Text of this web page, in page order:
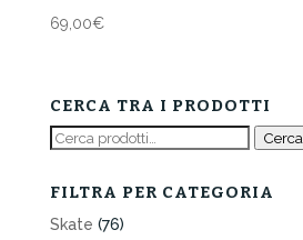
69,00€
CERCA TRA I PRODOTTI
Cerca: Cerca
FILTRA PER CATEGORIA
Skate (76)